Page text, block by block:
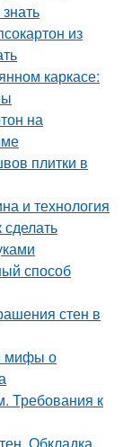
из
каркасе:
на
плитки в
и технология
способ
стен в
мифы о
Требования к